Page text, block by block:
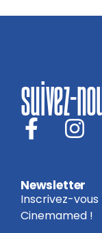
suivez-
Newsletter
Inscrivez-
Cinemamed !